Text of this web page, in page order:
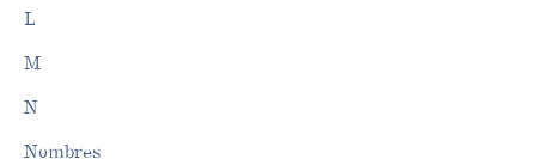
L
M
N
Nombres